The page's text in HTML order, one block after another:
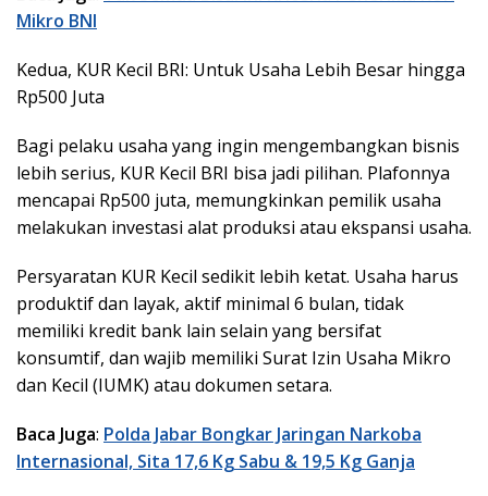
Mikro BNI
Kedua, KUR Kecil BRI: Untuk Usaha Lebih Besar hingga
Rp500 Juta
Bagi pelaku usaha yang ingin mengembangkan bisnis
lebih serius, KUR Kecil BRI bisa jadi pilihan. Plafonnya
mencapai Rp500 juta, memungkinkan pemilik usaha
melakukan investasi alat produksi atau ekspansi usaha.
Persyaratan KUR Kecil sedikit lebih ketat. Usaha harus
produktif dan layak, aktif minimal 6 bulan, tidak
memiliki kredit bank lain selain yang bersifat
konsumtif, dan wajib memiliki Surat Izin Usaha Mikro
dan Kecil (IUMK) atau dokumen setara.
Baca Juga: Polda Jabar Bongkar Jaringan Narkoba
Internasional, Sita 17,6 Kg Sabu & 19,5 Kg Ganja